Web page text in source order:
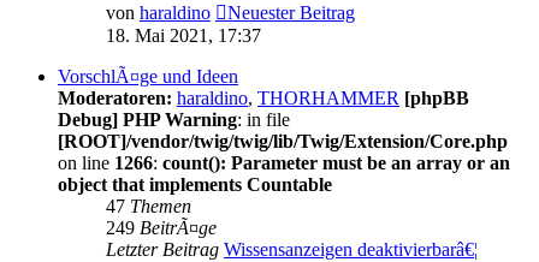
von haraldino
Neuester Beitrag
18. Mai 2021, 17:37
VorschlÃ¤ge und Ideen
Moderatoren: haraldino, THORHAMMER [phpBB
Debug] PHP Warning: in file
[ROOT]/vendor/twig/twig/lib/Twig/Extension/Core.php
on line 1266: count(): Parameter must be an array or an
object that implements Countable
47 Themen
249 BeitrÃ¤ge
Letzter Beitrag Wissensanzeigen deaktivierbarâ€¦